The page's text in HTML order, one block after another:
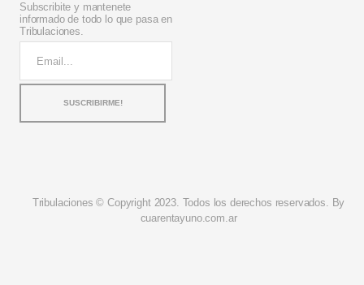
Subscribite y mantenete
informado de todo lo que pasa en
Tribulaciones.
Tribulaciones © Copyright 2023. Todos los derechos reservados. By
cuarentayuno.com.ar